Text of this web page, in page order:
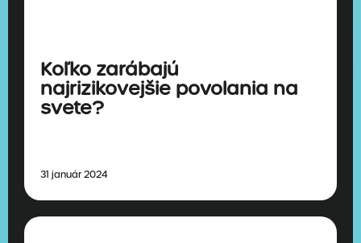
Koľko zarábajú
najrizikovejšie povolania na
svete?
31 január 2024